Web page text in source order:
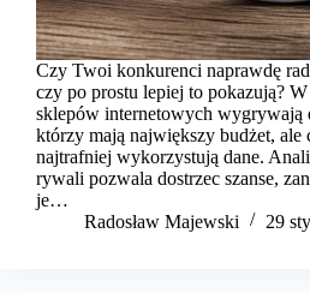
Czy Twoi konkurenci naprawdę
czy po prostu lepiej to pokazują? W
sklepów internetowych wygrywają
którzy mają największy budżet, ale
najtrafniej wykorzystują dane.
rywali pozwala dostrzec szanse,
je…
Radosław Majewski
29